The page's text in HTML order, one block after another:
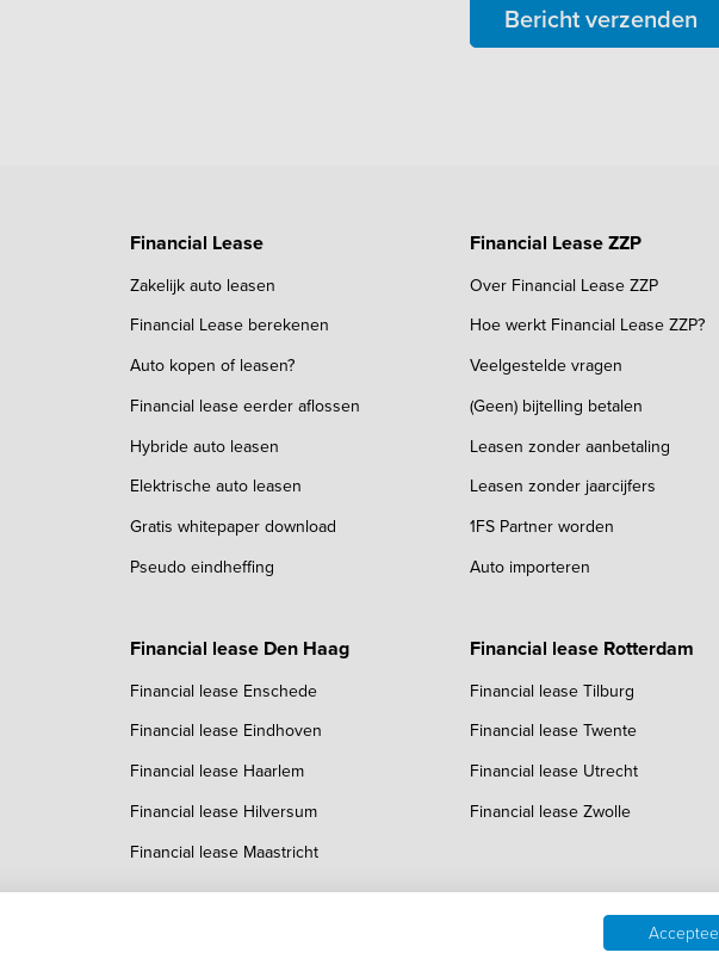
Bericht verzenden
Financial Lease
Zakelijk auto leasen
Financial Lease berekenen
Auto kopen of leasen?
Financial lease eerder aflossen
Hybride auto leasen
Elektrische auto leasen
Gratis whitepaper download
Pseudo eindheffing
Financial Lease ZZP
Over Financial Lease ZZP
Hoe werkt Financial Lease ZZP?
Veelgestelde vragen
(Geen) bijtelling betalen
Leasen zonder aanbetaling
Leasen zonder jaarcijfers
1FS Partner worden
Auto importeren
Financial lease Den Haag
Financial lease Enschede
Financial lease Eindhoven
Financial lease Haarlem
Financial lease Hilversum
Financial lease Maastricht
Financial lease Rotterdam
Financial lease Tilburg
Financial lease Twente
Financial lease Utrecht
Financial lease Zwolle